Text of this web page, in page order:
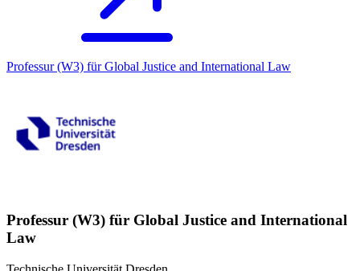
Professur (W3) für Global Justice and International Law
Professur (W3) für Global Justice and International
Law